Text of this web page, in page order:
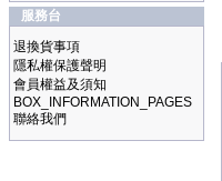
服務台
退換貨事項
隱私權保護聲明
會員權益及須知
BOX_INFORMATION_PAGES
聯絡我們